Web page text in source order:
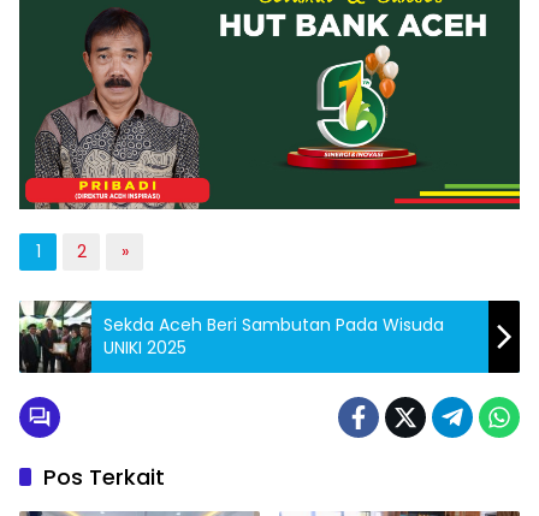
1 2 »
Sekda Aceh Beri Sambutan Pada Wisuda
UNIKI 2025
Pos Terkait